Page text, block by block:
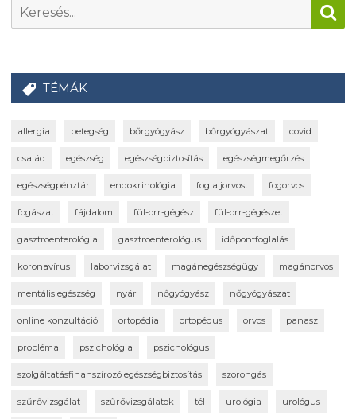
TÉMÁK
allergia betegség bőrgyógyász bőrgyógyászat covid
család egészség egészségbiztosítás egészségmegőrzés
egészségpénztár endokrinológia foglaljorvost fogorvos
fogászat fájdalom fül-orr-gégész fül-orr-gégészet
gasztroenterológia gasztroenterológus időpontfoglalás
koronavírus laborvizsgálat magánegészségügy magánorvos
mentális egészség nyár nőgyógyász nőgyógyászat
online konzultáció ortopédia ortopédus orvos panasz
probléma pszichológia pszichológus
szolgáltatásfinanszírozó egészségbiztosítás szorongás
szűrővizsgálat szűrővizsgálatok tél urológia urológus